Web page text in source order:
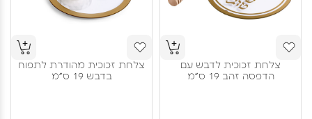
צלחת זכוכית לדבש עם
הדפסה זהב 19 ס"מ
צלחת זכוכית מהודרת לתפוח
בדבש 19 ס"מ